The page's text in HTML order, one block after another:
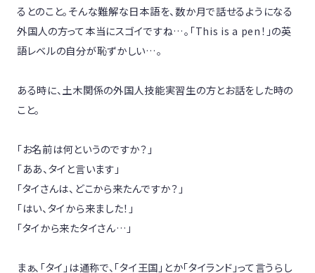
るとのこと。そんな難解な日本語を、数か月で話せるようになる
外国人の方って本当にスゴイですね…。「This is a pen！」の英
語レベルの自分が恥ずかしい…。
ある時に、土木関係の外国人技能実習生の方とお話をした時の
こと。
「お名前は何というのですか？」
「ああ、タイと言います」
「タイさんは、どこから来たんですか？」
「はい、タイから来ました！」
「タイから来たタイさん…」
まぁ、「タイ」は通称で、「タイ王国」とか「タイランド」って言うらし